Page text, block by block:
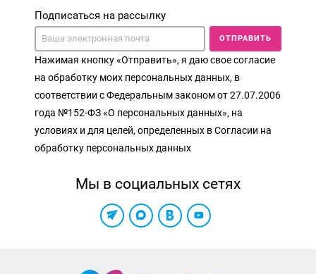
Подписаться на рассылку
ОТПРАВИТЬ
Нажимая кнопку «Отправить», я даю свое согласие
на обработку моих персональных данных, в
соответствии с Федеральным законом от 27.07.2006
года №152-ФЗ «О персональных данных», на
условиях и для целей, определенных в Согласии на
обработку персональных данных
Мы в социальных сетях